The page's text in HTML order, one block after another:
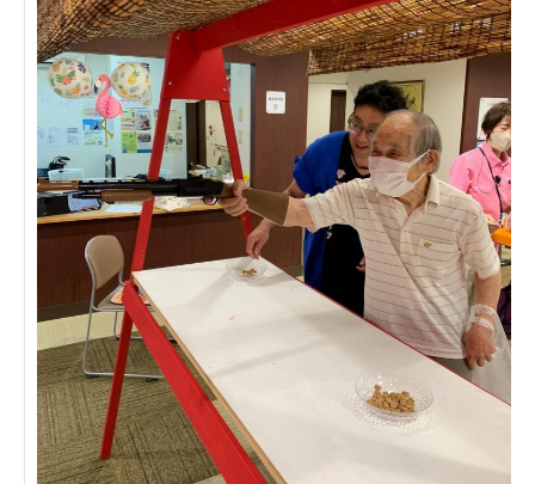
社会福祉法人 共生会
特別養護老人ホーム 共生の家
株式会社 アジアメデカ元気事業団
アジアメデカ元気事業団
株式会社 爽やかな風九州
爽やかな風九州
株式会社 七星
七星
社会福祉法人 福ふく
福ふく
株式会社 せきれい
せきれい
社会福祉法人 心の会
心の会
医療（共に生きる仲間達）
医療法人社団 美翔会